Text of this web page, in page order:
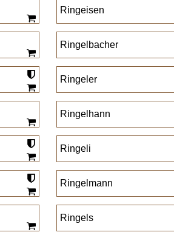
Ringeisen
Ringelbacher
Ringeler
Ringelhann
Ringeli
Ringelmann
Ringels